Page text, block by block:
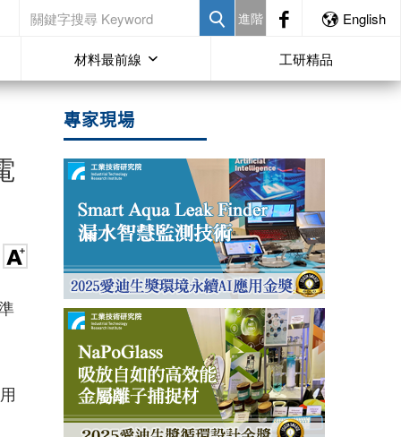
進階 English
材料最前線 工研精品
專家現場